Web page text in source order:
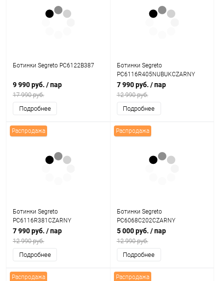
Ботинки Segreto PC6122B387
9 990 руб. / пар
17 990 руб.
Подробнее
Ботинки Segreto
PC6116R405NUBUKCZARNY
7 990 руб. / пар
12 990 руб.
Подробнее
Распродажа
Ботинки Segreto
PC6116R381CZARNY
7 990 руб. / пар
12 990 руб.
Подробнее
Распродажа
Ботинки Segreto
PC6068C202CZARNY
5 000 руб. / пар
12 990 руб.
Подробнее
Распродажа
Распродажа